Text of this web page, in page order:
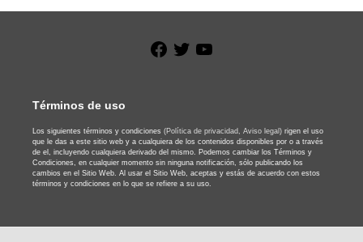
Facebook
Twitter
Términos de uso
Los siguientes términos y condiciones (Política de privacidad, Aviso legal) rigen el uso
que le das a este sitio web y a cualquiera de los contenidos disponibles por o a través
de el, incluyendo cualquiera derivado del mismo. Podemos cambiar los Términos y
Condiciones, en cualquier momento sin ninguna notificación, sólo publicando los
cambios en el Sitio Web. Al usar el Sitio Web, aceptas y estás de acuerdo con estos
términos y condiciones en lo que se refiere a su uso.